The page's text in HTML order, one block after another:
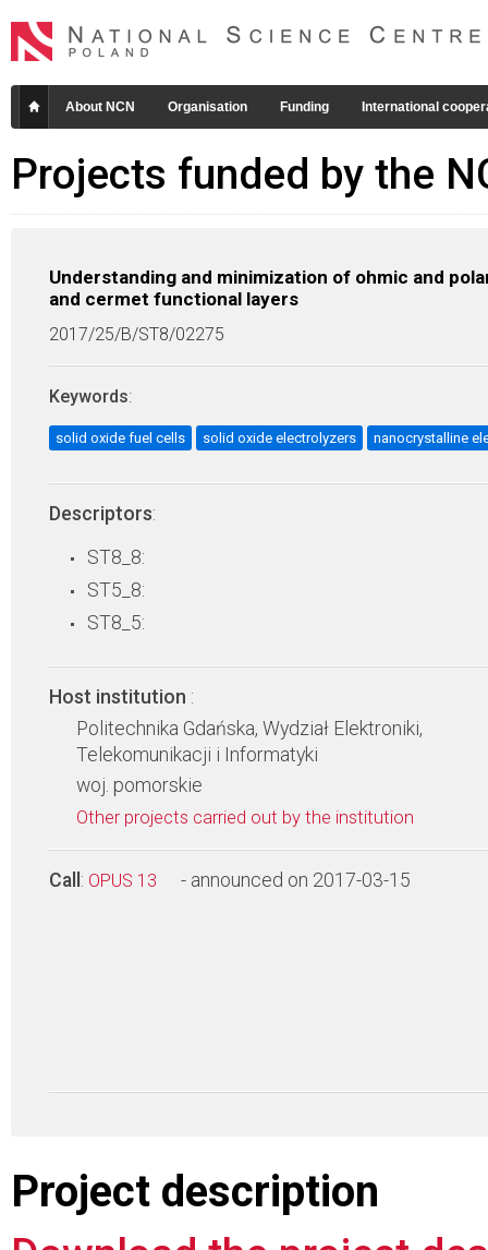
About NCN Organisation Funding International
Projects funded by the
Understanding and minimization of ohmic and
and cermet functional layers
2017/25/B/ST8/02275
Keywords:
solid oxide fuel cells solid oxide electrolyzers nanocrystalline
Descriptors:
ST8_8:
ST5_8:
ST8_5:
Host institution :
Politechnika Gdańska, Wydział Elektroniki,
Telekomunikacji i Informatyki
woj. pomorskie
Other projects carried out by the institution
Call : OPUS 13 - announced on 2017-03-15
Project description